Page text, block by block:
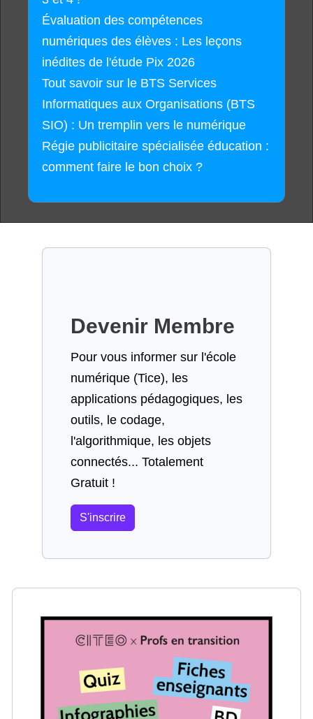
Évaluation des compétences
numériques des élèves : Les leçons
inédites de l'étude Pix 2026
Tout savoir sur le BTS Services
Informatiques aux Organisations (BTS
SIO) : Un tremplin vers le numérique
Régie publicitaire spécialisée éducation :
comment faire le bon choix ?
Devenir Membre
Pour vous informer sur l'école
numérique (Tice), les
applications pédagogiques, les
outils, le codage,
l'algorithmique, les objets
connectés... Totalement
Gratuit !
S'inscrire